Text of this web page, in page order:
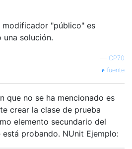
modificador "público" es
una solución.
— CP70
fuente
que no se ha mencionado es
crear la clase de prueba
elemento secundario del
probando. NUnit Ejemplo: